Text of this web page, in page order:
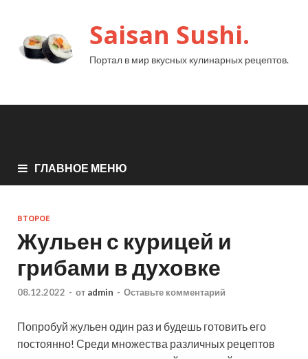
Saisan Sushi.
Портал в мир вкусных кулинарных рецептов.
ГЛАВНОЕ МЕНЮ
ВТОРОЕ
Жульен с курицей и
грибами в духовке
08.12.2022 - от admin - Оставьте комментарий
Попробуй жульен один раз и будешь готовить его
постоянно! Среди множества различных рецептов